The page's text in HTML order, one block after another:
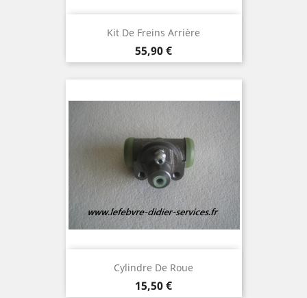
Kit De Freins Arrière
Prix
55,90 €
Cylindre De Roue
Prix
15,50 €